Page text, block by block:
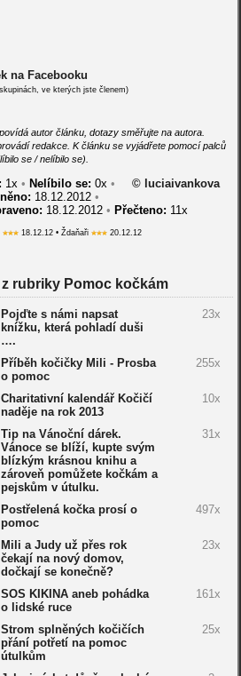
na Facebooku
ve kterých jste členem)
autor článku, dotazy směřujte na autora.
redakce. K článku se vyjádřete pomocí palců
se / nelíbilo se).
© luciaivankova
1x • Nelíbilo se: 0x •
18.12.2012 •
18.12.2012 • Přečteno: 11x
18.12.12 • Ždaňaři 20.12.12
rubriky Pomoc kočkám
Pojďte s námi napsat
knížku, která pohladí duši
….
23x
Příběh kočičky Mili - Prosba
o pomoc
255x
Charitativní kalendář Kočičí
naděje na rok 2013
10x
Tip na Vánoční dárek.
Vánoce se blíží, kupte svým
blízkým krásnou knihu a
zároveň pomůžete kočkám a
pejskům v útulku.
31x
Postřelená kočka prosí o
pomoc
497x
Mili a Judy už přes rok
čekají na nový domov,
dočkají se konečně?
23x
SOS KIKINA aneb pohádka
o lidské ruce
161x
Strom splněných kočičích
přání potřetí na pomoc
útulkům
25x